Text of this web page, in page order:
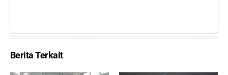
Berita Terkait